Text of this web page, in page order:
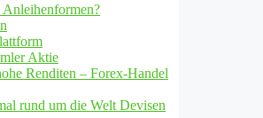
Aktie
Renditen – Forex-Handel
rund um die Welt Devisen